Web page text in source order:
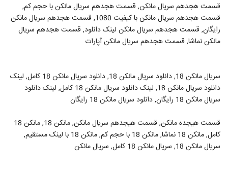
قسمت هجدهم سریال مانکن, قسمت هجدهم سریال مانکن با حجم کم,
قسمت هجدهم سریال مانکن با کیفیت 1080, قسمت هجدهم سریال مانکن
رایگان, قسمت هجدهم سریال مانکن لینک دانلود, قسمت هجدهم سریال
مانکن نماشا, قسمت هجدهم سریال مانکن آپارات
سریال مانکن 18, دانلود سریال مانکن 18, دانلود سریال مانکن 18 کامل, لینک
دانلود سریال مانکن 18, لینک دانلود سریال مانکن 18 کامل, لینک دانلود
سریال مانکن 18 رایگان, دانلود سریال مانکن 18 رایگان
قسمت هیجده مانکن, قسمت هیجدهم سریال مانکن, مانکن 18, مانکن 18
کامل, مانکن 18 نماشا, مانکن 18 با حجم کم, مانکن 18 با لینک مستقیم,
سریال مانکن 18, سریال مانکن 18 کامل, سریال مانکن